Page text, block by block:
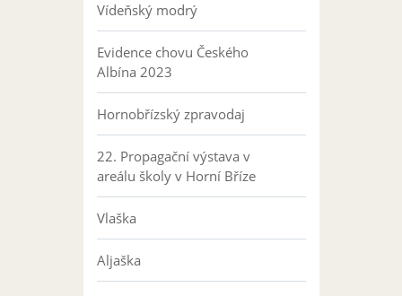
Vídeňský modrý
Evidence chovu Českého
Albína 2023
Hornobřízský zpravodaj
22. Propagační výstava v
areálu školy v Horní Bříze
Vlaška
Aljaška